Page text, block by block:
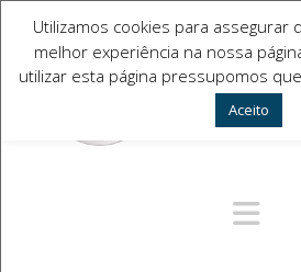
Utilizamos cookies para assegurar
melhor experiência na nossa
utilizar esta página pressupomos
Aceito